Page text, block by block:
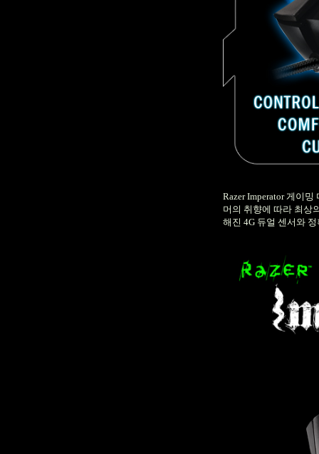
Razer Imperator게이밍
머의 취향에 따라 최상
해진 4G 듀얼 센서와